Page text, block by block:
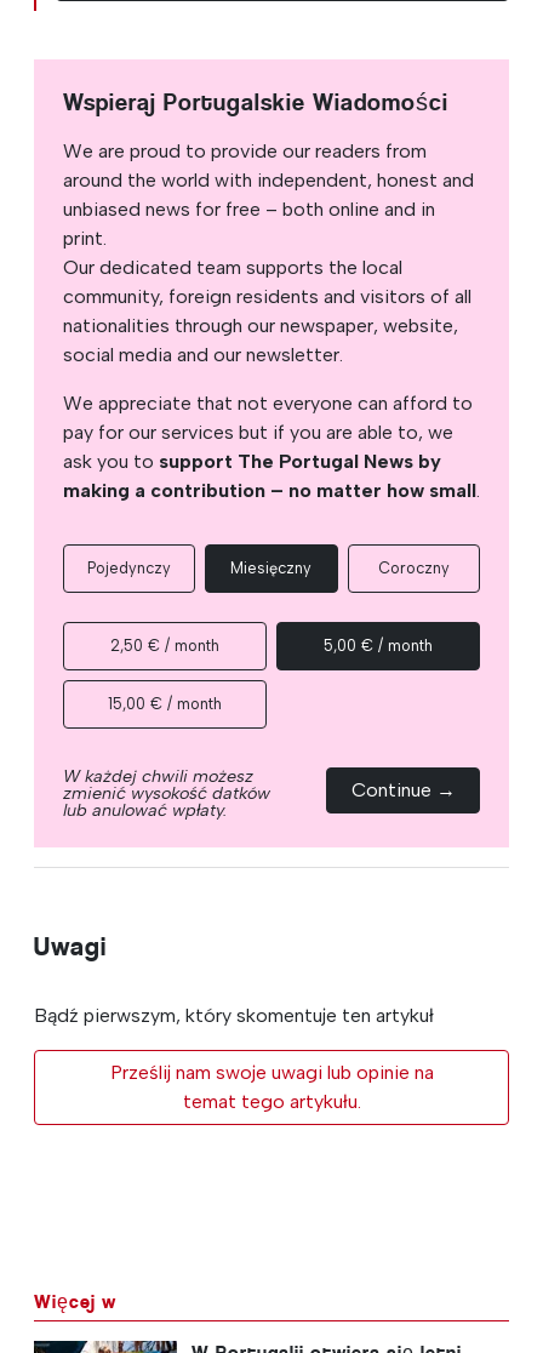
Wspieraj Portugalskie Wiadomości
We are proud to provide our readers from
around the world with independent, honest and
unbiased news for free – both online and in
print.
Our dedicated team supports the local
community, foreign residents and visitors of all
nationalities through our newspaper, website,
social media and our newsletter.
We appreciate that not everyone can afford to
pay for our services but if you are able to, we
ask you to support The Portugal News by
making a contribution – no matter how small.
Pojedynczy Miesięczny Coroczny
2,50 € / month 5,00 € / month
15,00 € / month
W każdej chwili możesz
zmienić wysokość datków
lub anulować wpłaty.
Continue →
Uwagi
Bądź pierwszym, który skomentuje ten artykuł
Prześlij nam swoje uwagi lub opinie na
temat tego artykułu.
Więcej w